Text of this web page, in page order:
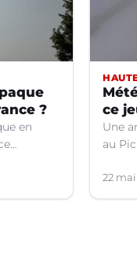
?
en
ce
Une
au
22 mai